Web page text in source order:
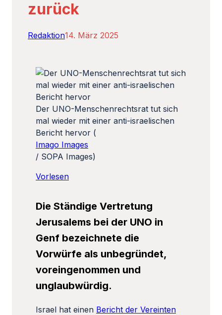
zurück
Redaktion14. März 2025
Der UNO-Menschenrechtsrat tut sich
mal wieder mit einer anti-israelischen
Bericht hervor (
Imago Images
/ SOPA Images)
Vorlesen
Die Ständige Vertretung
Jerusalems bei der UNO in
Genf bezeichnete die
Vorwürfe als unbegründet,
voreingenommen und
unglaubwürdig.
Israel hat einen Bericht der Vereinten